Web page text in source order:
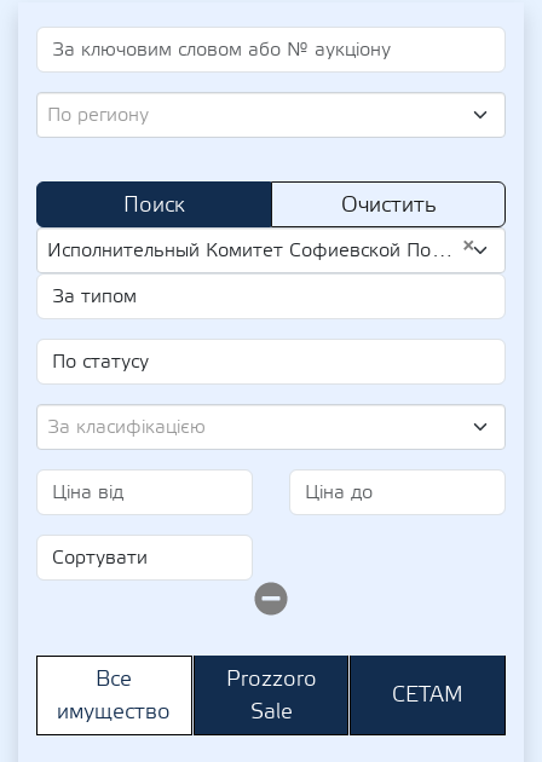
По региону
Поиск Очистить
×
Исполнительный Комитет Софиевской Поселкового Совета (UA-EDR 41053148)
За класифікацією
Все
имущество
Prozzoro
Sale
СЕТАМ